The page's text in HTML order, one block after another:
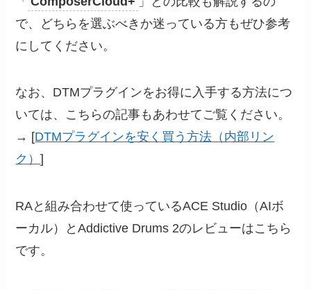
で、どちらを選ぶべきか迷っている方もぜひ参考
にしてください。
なお、DTMプラグインをお得に入手する方法につ
いては、こちらの記事もあわせてご覧ください。
→ [DTMプラグインを安く買う方法（内部リン
ク）]
RAと組み合わせて使っているACE Studio（AIボ
ーカル）とAddictive Drums 2のレビューはこちら
です。